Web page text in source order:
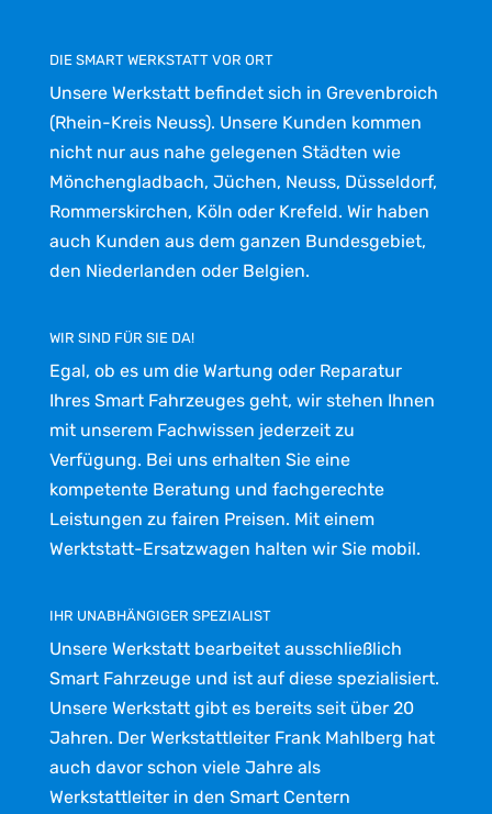
DIE SMART WERKSTATT VOR ORT
Unsere Werkstatt befindet sich in Grevenbroich
(Rhein-Kreis Neuss). Unsere Kunden kommen
nicht nur aus nahe gelegenen Städten wie
Mönchengladbach, Jüchen, Neuss, Düsseldorf,
Rommerskirchen, Köln oder Krefeld. Wir haben
auch Kunden aus dem ganzen Bundesgebiet,
den Niederlanden oder Belgien.
WIR SIND FÜR SIE DA!
Egal, ob es um die Wartung oder Reparatur
Ihres Smart Fahrzeuges geht, wir stehen Ihnen
mit unserem Fachwissen jederzeit zu
Verfügung. Bei uns erhalten Sie eine
kompetente Beratung und fachgerechte
Leistungen zu fairen Preisen. Mit einem
Werktstatt-Ersatzwagen halten wir Sie mobil.
IHR UNABHÄNGIGER SPEZIALIST
Unsere Werkstatt bearbeitet ausschließlich
Smart Fahrzeuge und ist auf diese spezialisiert.
Unsere Werkstatt gibt es bereits seit über 20
Jahren. Der Werkstattleiter Frank Mahlberg hat
auch davor schon viele Jahre als
Werkstattleiter in den Smart Centern